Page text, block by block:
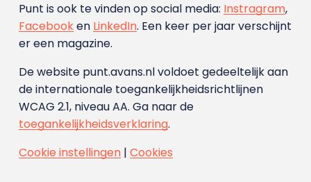
Punt is ook te vinden op social media: Instragram,
Facebooken LinkedIn. Een keer per jaar verschijnt
er een magazine.
De website punt.avans.nl voldoet gedeeltelijk aan
de internationale toegankelijkheidsrichtlijnen
WCAG 2.1, niveau AA. Ga naar de
toegankelijkheidsverklaring.
Cookie instellingen| Cookies